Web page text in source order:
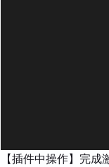
【插件中操作】完